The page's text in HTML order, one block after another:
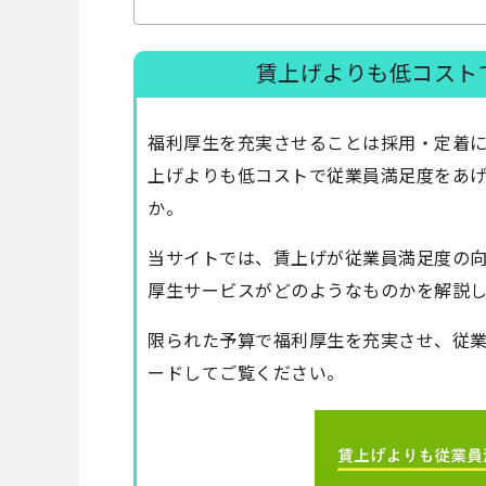
賃上げよりも低コス
福利厚生を充実させることは採用・定着
上げよりも低コストで従業員満足度をあ
か。
当サイトでは、賃上げが従業員満足度の
厚生サービスがどのようなものかを解説
限られた予算で福利厚生を充実させ、従
ードしてご覧ください。